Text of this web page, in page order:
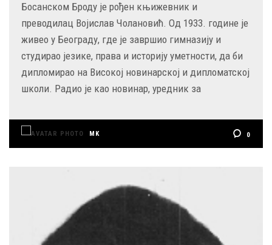
Босанском Броду је рођен књижевник и
преводилац Војислав Чолановић. Од 1933. године је
живео у Београду, где је завршио гимназију и
студирао језике, права и историју уметности, да би
дипломирао на Високој новинарској и дипломатској
школи. Радио је као новинар, уредник за
MK 0